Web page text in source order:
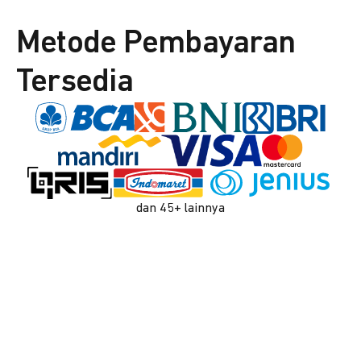
Metode Pembayaran
Tersedia
dan 45+ lainnya